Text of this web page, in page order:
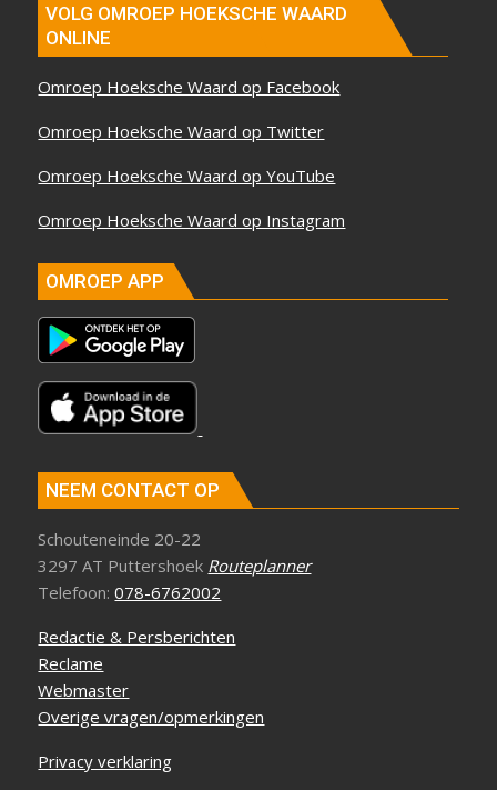
VOLG OMROEP HOEKSCHE WAARD
ONLINE
Omroep Hoeksche Waard op Facebook
Omroep Hoeksche Waard op Twitter
Omroep Hoeksche Waard op YouTube
Omroep Hoeksche Waard op Instagram
OMROEP APP
NEEM CONTACT OP
Schouteneinde 20-22
3297 AT Puttershoek Routeplanner
Telefoon:078-6762002
Redactie & Persberichten
Reclame
Webmaster
Overige vragen/opmerkingen
Privacy verklaring